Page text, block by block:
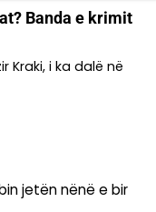
Banda e krimit
Kraki, i ka dalë në
jetën nënë e bir